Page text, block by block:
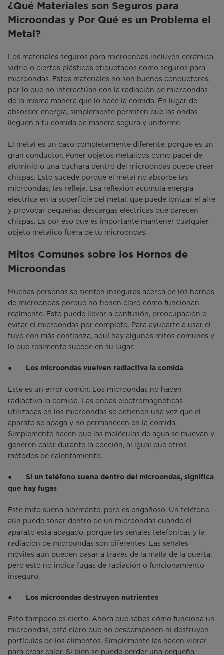
¿Qué Materiales son Seguros para
Microondas y Por Qué es un Problema el
Metal?
Los materiales seguros para microondas incluyen cerámica,
vidrio o ciertos plásticos etiquetados como seguros para
microondas. Estos materiales no son buenos conductores,
por lo que no interactúan con la radiación de microondas
de la misma manera que lo hace la comida. En lugar de
absorber energía, simplemente permiten que las ondas
lleguen a tu comida de manera segura y uniforme.
El metal es un caso completamente diferente, porque es un
gran conductor. Poner objetos metálicos como papel de
aluminio o una cuchara dentro del microondas puede crear
chispas. Esto sucede porque el metal no absorbe las
microondas; las refleja. Esa reflexión acumula energía
eléctrica en la superficie del metal, que puede ionizar el aire
y provocar pequeñas descargas eléctricas que parecen
chispas. Es por eso que es importante mantener cualquier
objeto metálico fuera de tu microondas.
Mitos Comunes sobre los Hornos de
Microondas
Muchas personas se sienten inseguras acerca de los hornos
de microondas porque no tienen claro cómo funcionan
realmente. Esto puede llevar a confusión, preocupación o
evitar el microondas por completo. Para ayudarte a usar el
tuyo con más confianza, aquí hay algunos mitos comunes y
lo que realmente sucede en su lugar.
● Los microondas vuelven radiactiva la comida
Este es un error común. Los microondas no hacen
radiactiva la comida. Las ondas electromagnéticas
utilizadas en los microondas se detienen una vez que el
aparato se apaga y no permanecen en la comida.
Simplemente hacen que las moléculas de agua se muevan y
generen calor durante la cocción, al igual que otros
métodos de calentamiento.
●
Si un teléfono suena dentro del microondas, significa
que hay fugas
Este mito suena alarmante, pero es engañoso. Un teléfono
aún puede sonar dentro de un microondas cuando el
aparato está apagado, porque las señales telefónicas y la
radiación de microondas son diferentes. Las señales
móviles aún pueden pasar a través de la malla de la puerta,
pero esto no indica fugas de radiación o funcionamiento
inseguro.
● Los microondas destruyen nutrientes
Esto tampoco es cierto. Ahora que sabes cómo funciona un
microondas, está claro que no descomponen ni destruyen
partículas de los alimentos. Simplemente las hacen vibrar
para crear calor. Si bien se puede perder una pequeña